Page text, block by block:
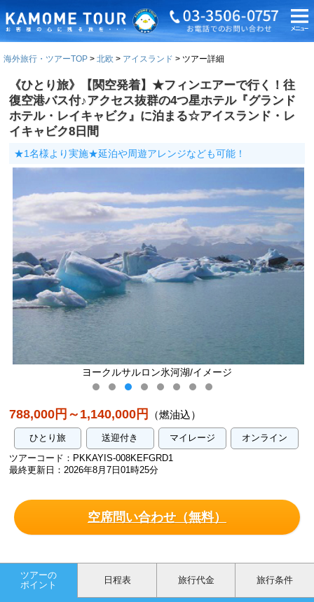
海外旅行・ツアーTOP 北欧 アイスランド ツアー詳細
《ひとり旅》【関空発着】★フィンエアーで行く！往
復空港バス付♪アクセス抜群の4つ星ホテル『グランド
ホテル・レイキャビク』に泊まる☆アイスランド・レ
イキャビク8日間
★1名様より実施★延泊や周遊アレンジなども可能！
ヨークルサルロン氷河湖/イメージ
788,000円～1,140,000円 （燃油込）
ひとり旅 送迎付き マイレージ
オンライン
ツアーコード：PKKAYIS-008KEFGRD1
最終更新日：2026年8月7日01時25分
空席問い合わせ（無料）
ツアーの
ポイント
日程表 旅行代金 旅行条件